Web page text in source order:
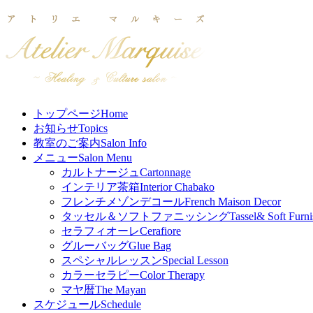
トップページHome
お知らせTopics
教室のご案内Salon Info
メニューSalon Menu
カルトナージュ Cartonnage
インテリア茶箱Interior Chabako
フレンチメゾンデコールFrench Maison Decor
タッセル＆ソフトファニッシングTassel& Soft
セラフィオーレCerafiore
グルーバッグGlue Bag
スペシャルレッスンSpecial Lesson
カラーセラピーColor Therapy
マヤ暦The Mayan
スケジュールSchedule